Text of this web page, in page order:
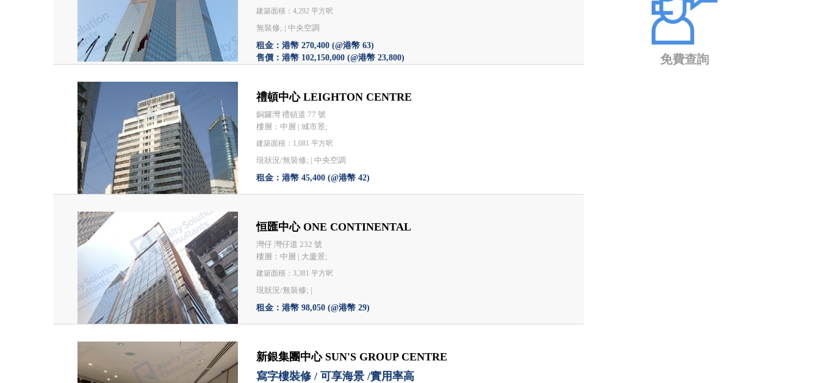
建築面積：4,292 平方呎
無裝修; |中央空調
租金：港幣 270,400 (@港幣 63)
售價：港幣 102,150,000 (@港幣 23,800)
禮頓中心 LEIGHTON CENTRE
銅鑼灣 禮頓道 77 號
樓層：中層 | 城市景;
建築面積：1,081 平方呎
現狀況/無裝修; |中央空調
租金：港幣 45,400 (@港幣 42)
恒匯中心 ONE CONTINENTAL
灣仔 灣仔道 232 號
樓層：中層 | 大廈景;
建築面積：3,381 平方呎
現狀況/無裝修; |
租金：港幣 98,050 (@港幣 29)
新銀集團中心 SUN'S GROUP CENTRE
寫字樓裝修 / 可享海景 /實用率高
免費查詢